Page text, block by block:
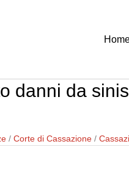
danni da
/ Corte di Cassazione /